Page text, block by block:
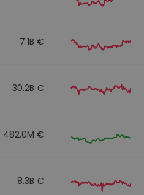
7.1B €
30.2B €
482.0M €
8.3B €